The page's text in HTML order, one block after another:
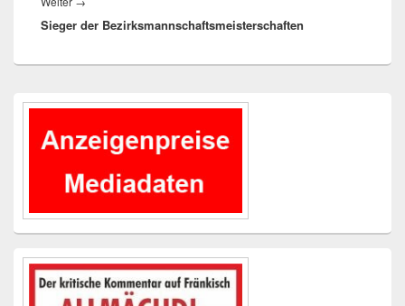
Beitrag:
Sieger der Bezirksmannschaftsmeisterschaften
Primärer
Widgetbereich